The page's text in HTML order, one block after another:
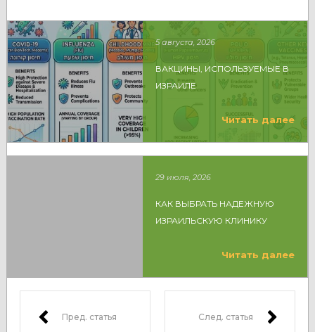
ВАКЦИНЫ, ИСПОЛЬЗУЕМЫЕ В
ИЗРАИЛЕ
5 августа, 2026
Читать далее
КАК ВЫБРАТЬ НАДЕЖНУЮ
ИЗРАИЛЬСКУЮ КЛИНИКУ
29 июля, 2026
Читать далее
Пред. статья След. статья